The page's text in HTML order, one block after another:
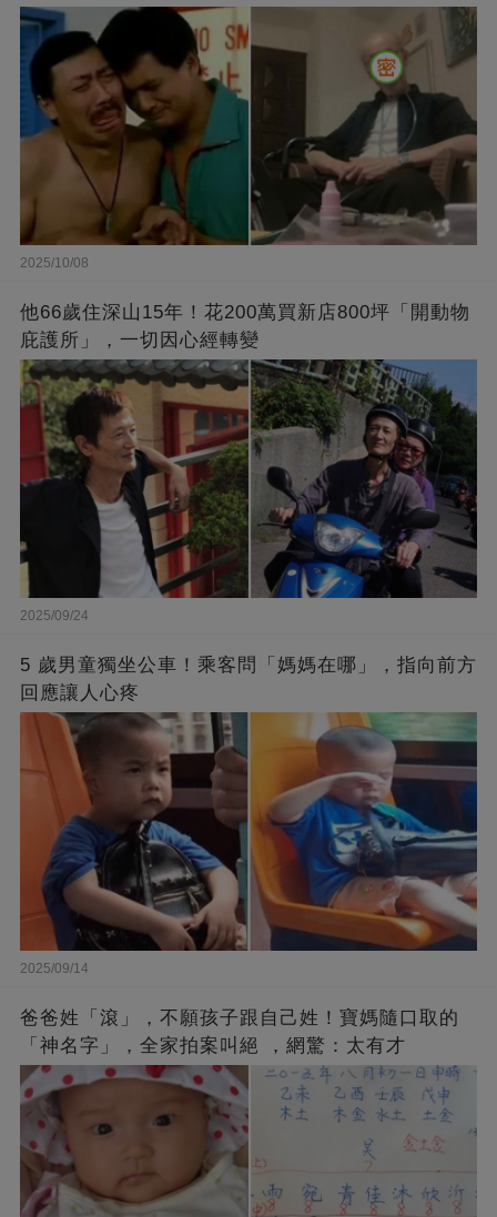
2025/10/08
他66歲住深山15年！花200萬買新店800坪「開動物
庇護所」，一切因心經轉變
2025/09/24
5 歲男童獨坐公車！乘客問「媽媽在哪」，指向前方
回應讓人心疼
2025/09/14
爸爸姓「滾」，不願孩子跟自己姓！寶媽隨口取的
「神名字」，全家拍案叫絕 ，網驚：太有才